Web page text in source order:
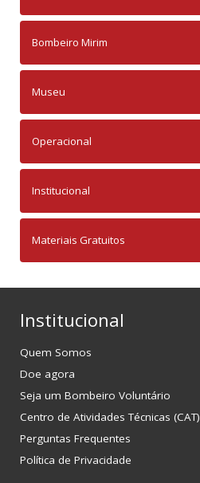
Bombeiro Mirim
Museu
Operacional
Institucional
Materiais Gratuitos
Institucional
Quem Somos
Doe agora
Seja um Bombeiro Voluntário
Centro de Atividades Técnicas (CAT)
Perguntas Frequentes
Política de Privacidade